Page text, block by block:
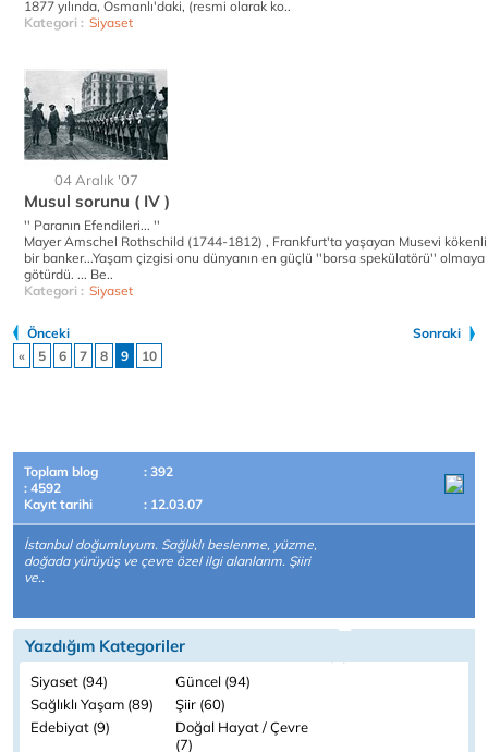
1877 yılında, Osmanlı'daki, (resmi olarak ko..
Kategori : Siyaset
04 Aralık '07
Musul sorunu ( IV )
'' Paranın Efendileri... ''
Mayer Amschel Rothschild (1744-1812) , Frankfurt'ta yaşayan Musevi kökenli
bir banker...Yaşam çizgisi onu dünyanın en güçlü ''borsa spekülatörü'' olmaya
götürdü. ... Be..
Kategori : Siyaset
Önceki
Sonraki
«
5 6 7 8 9 10
Toplam blog
: 392
: 4592
Kayıt tarihi
: 12.03.07
İstanbul doğumluyum. Sağlıklı beslenme, yüzme,
doğada yürüyüş ve çevre özel ilgi alanlarım. Şiiri
ve..
Yazdığım Kategoriler
Siyaset (94)
Güncel (94)
Sağlıklı Yaşam (89)
Şiir (60)
Edebiyat (9)
Doğal Hayat / Çevre
(7)